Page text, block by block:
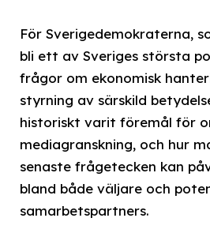
För Sverigedemokraterna,
bli ett av Sveriges största
frågor om ekonomisk
styrning av särskild
historiskt varit föremål för
mediagranskning, och hur
senaste frågetecken kan
bland både väljare och
samarbetspartners.